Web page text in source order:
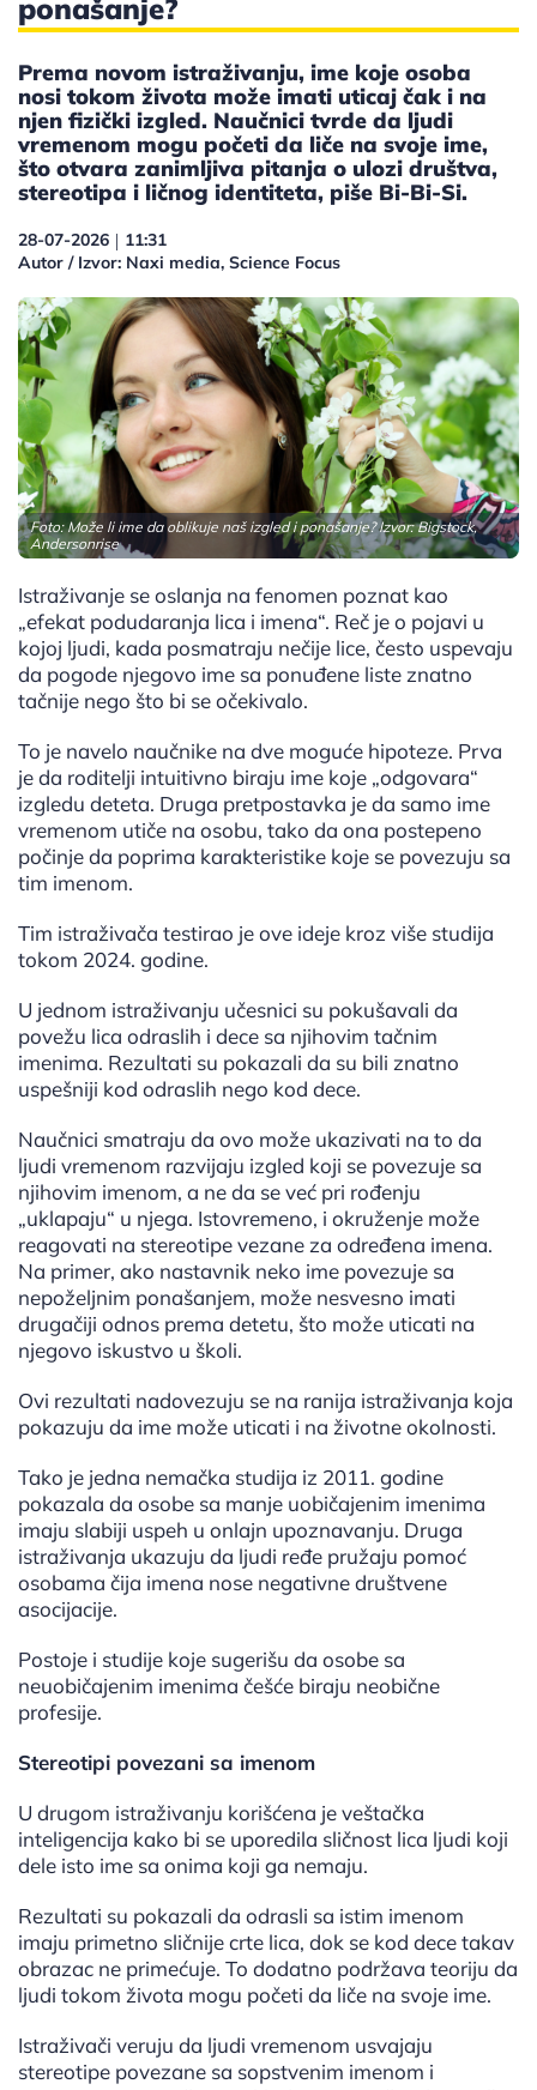
ponašanje?
Prema novom istraživanju, ime koje osoba
nosi tokom života može imati uticaj čak i na
njen fizički izgled. Naučnici tvrde da ljudi
vremenom mogu početi da liče na svoje ime,
što otvara zanimljiva pitanja o ulozi društva,
stereotipa i ličnog identiteta, piše Bi-Bi-Si.
28-07-2026 | 11:31
Autor / Izvor: Naxi media, Science Focus
Foto: Može li ime da oblikuje naš izgled i ponašanje? Izvor: Bigstock,
Andersonrise
Istraživanje se oslanja na fenomen poznat kao
„efekat podudaranja lica i imena“. Reč je o pojavi u
kojoj ljudi, kada posmatraju nečije lice, često uspevaju
da pogode njegovo ime sa ponuđene liste znatno
tačnije nego što bi se očekivalo.
To je navelo naučnike na dve moguće hipoteze. Prva
je da roditelji intuitivno biraju ime koje „odgovara“
izgledu deteta. Druga pretpostavka je da samo ime
vremenom utiče na osobu, tako da ona postepeno
počinje da poprima karakteristike koje se povezuju sa
tim imenom.
Tim istraživača testirao je ove ideje kroz više studija
tokom 2024. godine.
U jednom istraživanju učesnici su pokušavali da
povežu lica odraslih i dece sa njihovim tačnim
imenima. Rezultati su pokazali da su bili znatno
uspešniji kod odraslih nego kod dece.
Naučnici smatraju da ovo može ukazivati na to da
ljudi vremenom razvijaju izgled koji se povezuje sa
njihovim imenom, a ne da se već pri rođenju
„uklapaju“ u njega. Istovremeno, i okruženje može
reagovati na stereotipe vezane za određena imena.
Na primer, ako nastavnik neko ime povezuje sa
nepoželjnim ponašanjem, može nesvesno imati
drugačiji odnos prema detetu, što može uticati na
njegovo iskustvo u školi.
Ovi rezultati nadovezuju se na ranija istraživanja koja
pokazuju da ime može uticati i na životne okolnosti.
Tako je jedna nemačka studija iz 2011. godine
pokazala da osobe sa manje uobičajenim imenima
imaju slabiji uspeh u onlajn upoznavanju. Druga
istraživanja ukazuju da ljudi ređe pružaju pomoć
osobama čija imena nose negativne društvene
asocijacije.
Postoje i studije koje sugerišu da osobe sa
neuobičajenim imenima češće biraju neobične
profesije.
Stereotipi povezani sa imenom
U drugom istraživanju korišćena je veštačka
inteligencija kako bi se uporedila sličnost lica ljudi koji
dele isto ime sa onima koji ga nemaju.
Rezultati su pokazali da odrasli sa istim imenom
imaju primetno sličnije crte lica, dok se kod dece takav
obrazac ne primećuje. To dodatno podržava teoriju da
ljudi tokom života mogu početi da liče na svoje ime.
Istraživači veruju da ljudi vremenom usvajaju
stereotipe povezane sa sopstvenim imenom i